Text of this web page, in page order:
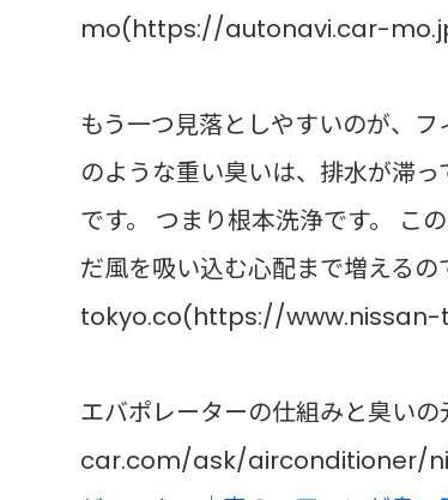
mo(https://autonavi.car-
もう一つ見落としやすいのが、
のような重い臭いは、排水が滞
です。 つまり根本洗浄です。 こ
だ風を吸い込む心配まで増えるの
tokyo.co(https://
エバポレーターの仕組みと臭
car.com/ask/airconditioner/